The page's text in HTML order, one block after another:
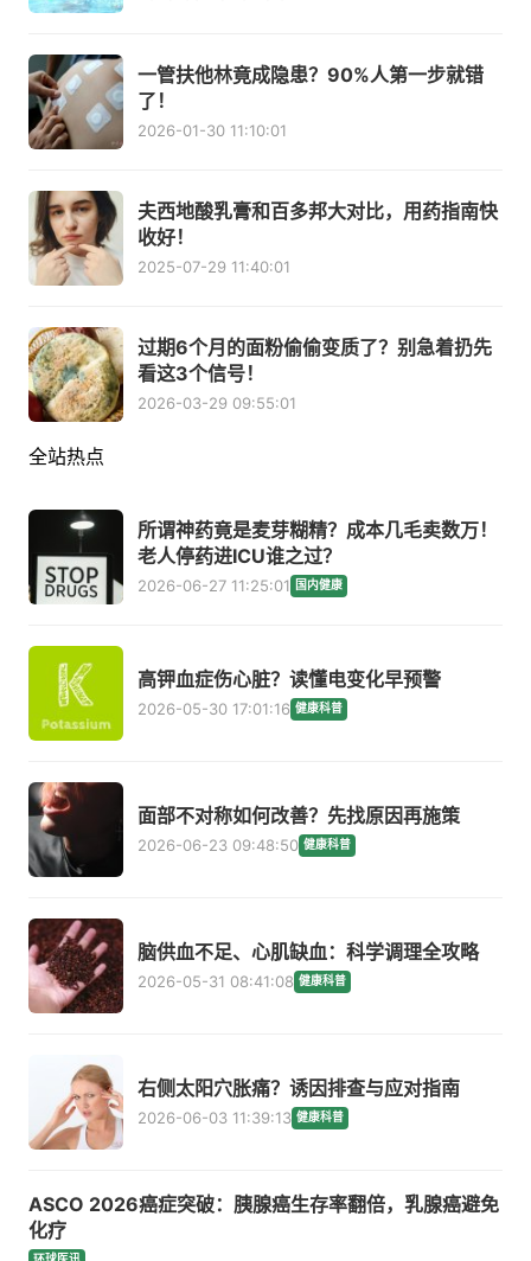
一管扶他林竟成隐患？90%人第一步就错
了！
2026-01-30 11:10:01
夫西地酸乳膏和百多邦大对比，用药指南快
收好！
2025-07-29 11:40:01
过期6个月的面粉偷偷变质了？别急着扔先
看这3个信号！
2026-03-29 09:55:01
全站热点
所谓神药竟是麦芽糊精？成本几毛卖数万！
老人停药进ICU谁之过？
2026-06-27 11:25:01 国内健康
高钾血症伤心脏？读懂电变化早预警
2026-05-30 17:01:16 健康科普
面部不对称如何改善？先找原因再施策
2026-06-23 09:48:50 健康科普
脑供血不足、心肌缺血：科学调理全攻略
2026-05-31 08:41:08 健康科普
右侧太阳穴胀痛？诱因排查与应对指南
2026-06-03 11:39:13 健康科普
ASCO 2026癌症突破：胰腺癌生存率翻倍，乳腺癌避免
化疗